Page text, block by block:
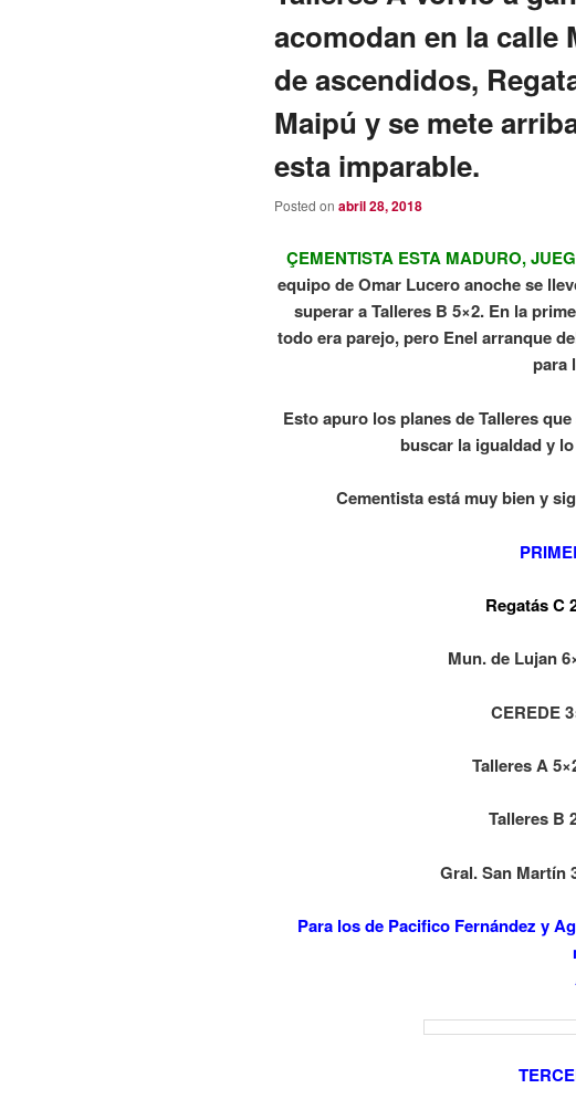
acomodan en la calle
de ascendidos,
Maipú y se mete
esta imparable.
Posted on abril 28, 2018
ÇEMENTISTA ESTA MADURO,
equipo de Omar Lucero anoche se
superar a Talleres B 5×2. En la
todo era parejo, pero Enel arranque
para
Esto apuro los planes de Talleres
buscar la igualdad y
Cementista está muy bien y
Regatás C
Mun. de Lujan
CEREDE
Talleres A
Talleres B
Gral. San Martín
Para los de Pacifico Fernández y